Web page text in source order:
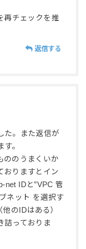
再チェックを推
返信する
た。また返信が
。
ののうまくいか
おりますとイン
net IDと”VPC 管
ネット を選択す
のIDはある）
詰っておりま